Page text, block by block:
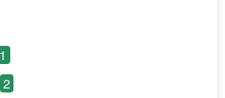
1
2